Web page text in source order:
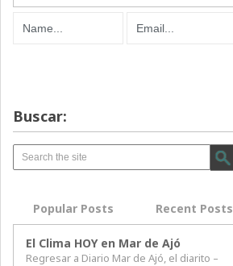
Buscar:
Popular Posts Recent Posts
El Clima HOY en Mar de Ajó
Regresar a Diario Mar de Ajó, el diarito –